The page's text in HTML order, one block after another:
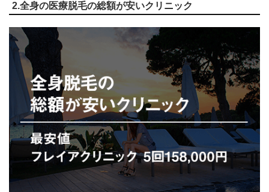
2.全身の医療脱毛の総額が安いクリニック